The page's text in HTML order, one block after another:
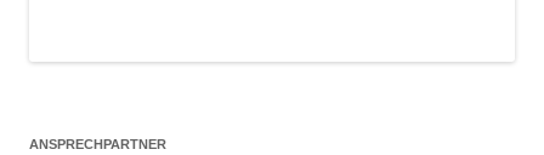
ANSPRECHPARTNER